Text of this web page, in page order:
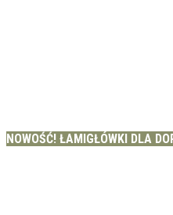
NOWOŚĆ! ŁAMIGŁÓWKI DLA